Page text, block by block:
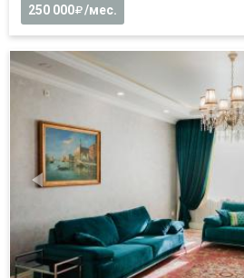
250 000 /мес.